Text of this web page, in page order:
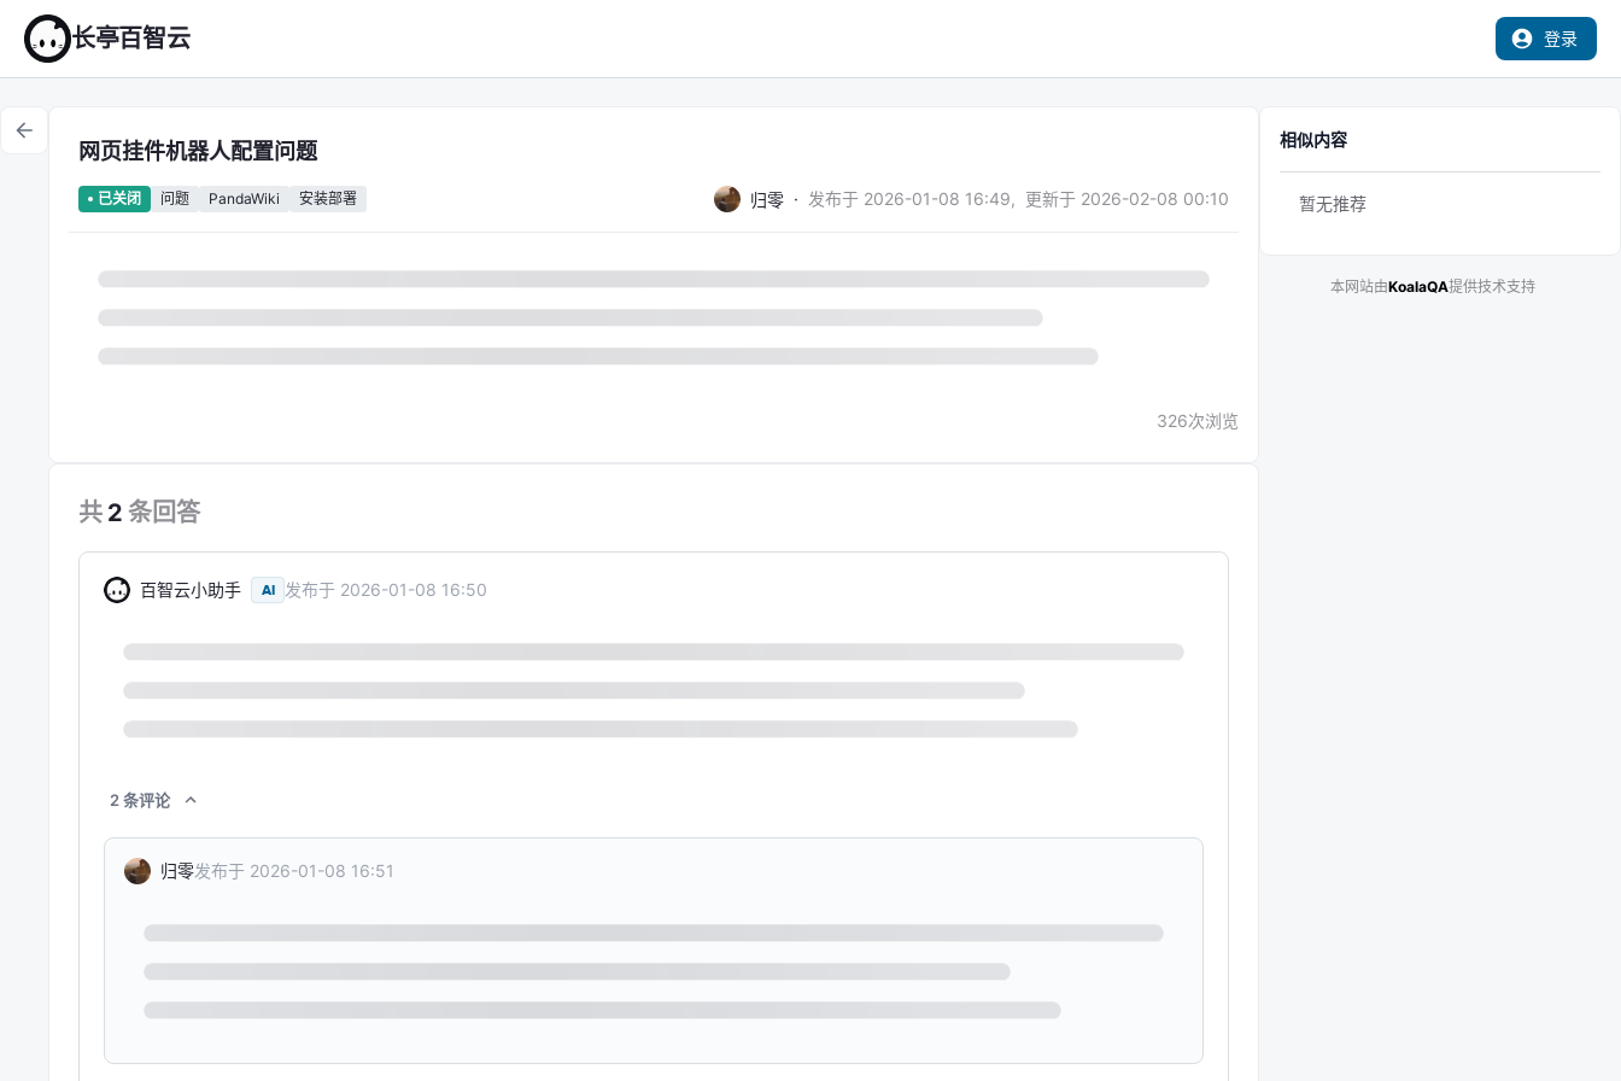
长亭百智云 登录
网页挂件机器人配置问题
已关闭 问题 PandaWiki 安装部署 归零 · 发布于 2026-01-08 16:49, 更新于 2026-02-08 00:10
326次浏览
共 2 条回答
百智云小助手 AI 发布于 2026-01-08 16:50
2 条评论
归零发布于 2026-01-08 16:51
相似内容
暂无推荐
本网站由KoalaQA提供技术支持